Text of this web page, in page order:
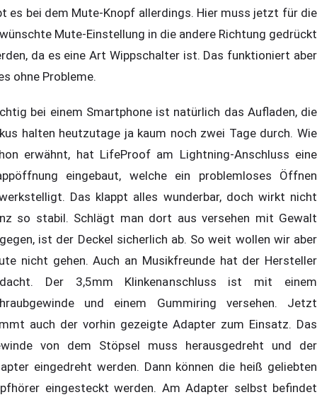
es bei dem Mute-Knopf allerdings. Hier muss jetzt für die
Mute-Einstellung in die andere Richtung gedrückt
da es eine Art Wippschalter ist. Das funktioniert aber
ohne Probleme.
bei einem Smartphone ist natürlich das Aufladen, die
halten heutzutage ja kaum noch zwei Tage durch. Wie
erwähnt, hat LifeProof am Lightning-Anschluss eine
eingebaut, welche ein problemloses Öffnen
Das klappt alles wunderbar, doch wirkt nicht
so stabil. Schlägt man dort aus versehen mit Gewalt
ist der Deckel sicherlich ab. So weit wollen wir aber
nicht gehen. Auch an Musikfreunde hat der Hersteller
Der 3,5mm Klinkenanschluss ist mit einem
und einem Gummiring versehen. Jetzt
auch der vorhin gezeigte Adapter zum Einsatz. Das
von dem Stöpsel muss herausgedreht und der
eingedreht werden. Dann können die heiß geliebten
eingesteckt werden. Am Adapter selbst befindet